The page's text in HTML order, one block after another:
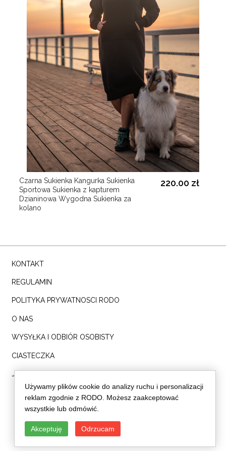
Używamy plików cookie do analizy ruchu i personalizacji
reklam zgodnie z RODO. Możesz zaakceptować
wszystkie lub odmówić.
Akceptuję Odrzucam
Czarna Sukienka Kangurka Sukienka
Sportowa Sukienka z kapturem
Dzianinowa Wygodna Sukienka za
kolano
220.00 zł
KONTAKT
REGULAMIN
POLITYKA PRYWATNOSCI RODO
O NAS
WYSYŁKA I ODBIÓR OSOBISTY
CIASTECZKA
Jesteś blogerką? NAPISZ DO NAS!
info@dreskot.com